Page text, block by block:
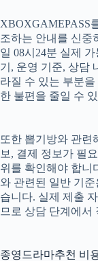
XBOXGAMEPASS
조하는 안내를 신중
일 08시24분 실제
기, 운영 기준, 상담
라질 수 있는 부분
한 불편을 줄일 수
또한 뽑기방와 관련
보, 결제 정보가 필
위를 확인해야 합니
와 관련된 일반 기준
습니다. 실제 제출
므로 상담 단계에서
종영드라마추천 비